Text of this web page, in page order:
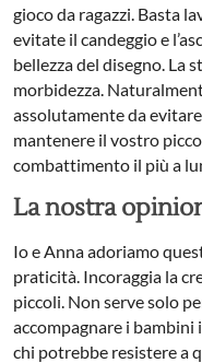
gioco da ragazzi. Basta
evitate il candeggio e
bellezza del disegno. La
morbidezza.
assolutamente da
mantenere il vostro
combattimento il più a
La nostra
Io e Anna adoriamo
praticità. Incoraggia la
piccoli. Non serve solo
accompagnare i
chi potrebbe resistere a